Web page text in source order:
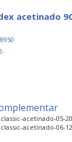
acetinado
acetinado-05-
acetinado-06-